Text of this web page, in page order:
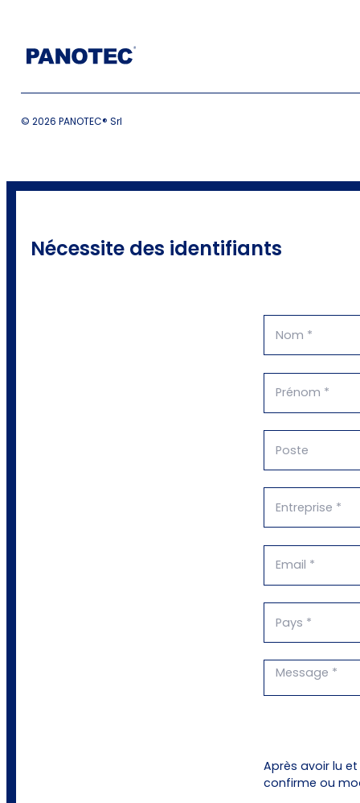
© 2026 PANOTEC® Srl
Nécessite des identifiants
Après avoir lu
confirme ou